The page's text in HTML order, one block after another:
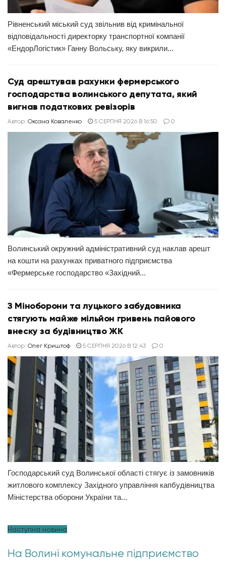
Рівненський міський суд звільнив від кримінальної
відповідальності директорку транспортної компанії
«ЕндорЛогістик» Ганну Вольську, яку викрили...
Суд арештував рахунки фермерського
господарства волинського депутата, який
вигнав податкових ревізорів
Автор: Оксана Коваленко 5 СЕРПНЯ 2026 В 16:50 0
Волинський окружний адміністративний суд наклав арешт
на кошти на рахунках приватного підприємства
«Фермерське господарство «Західний...
З Міноборони та луцького забудовника
стягують майже мільйон гривень пайового
внеску за будівництво ЖК
Автор: Олег Криштоф 5 СЕРПНЯ 2026 В 12:43 0
Господарський суд Волинської області стягує із замовників
житлового комплексу Західного управління капбудівництва
Міністерства оборони України та...
Наступна новина
На Волині комунальне підприємство